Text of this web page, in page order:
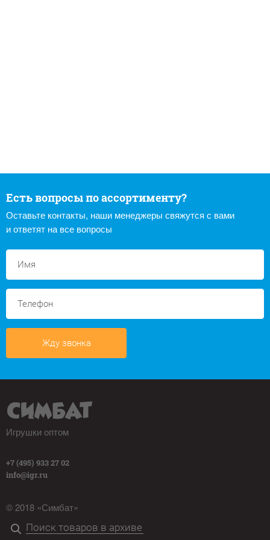
Есть вопросы по ассортименту?
Оставьте контакты, наши менеджеры свяжутся с вами
и ответят на все вопросы
Жду звонка
Игрушки оптом
+7 (495) 933 27 02
info@igr.ru
© 2018 «Симбат»